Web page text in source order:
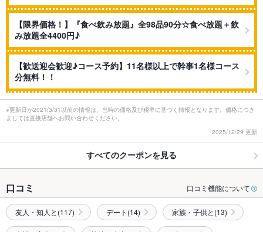
【限界価格！】『食べ飲み放題』全98品90分☆食べ放題＋飲
み放題全4400円♪
【歓送迎会歓迎♪コース予約】11名様以上で幹事1名様コース
分無料！！
※更新日が2021/3/31以前の情報は、当時の価格及び税率に基づく情報となります。価格につき
ましては直接店舗へお問い合わせください。
2025/12/29 更新
すべてのクーポンを見る
口コミ 口コミ機能について
友人・知人と(117) デート(14) 家族・子供と(13)